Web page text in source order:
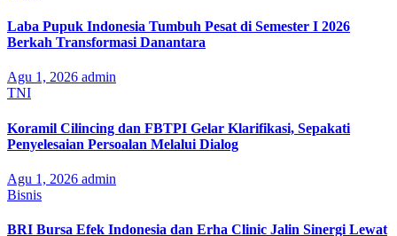
Laba Pupuk Indonesia Tumbuh Pesat di Semester I 2026
Berkah Transformasi Danantara
Agu 1, 2026 admin
TNI
Koramil Cilincing dan FBTPI Gelar Klarifikasi, Sepakati
Penyelesaian Persoalan Melalui Dialog
Agu 1, 2026 admin
Bisnis
BRI Bursa Efek Indonesia dan Erha Clinic Jalin Sinergi Lewat